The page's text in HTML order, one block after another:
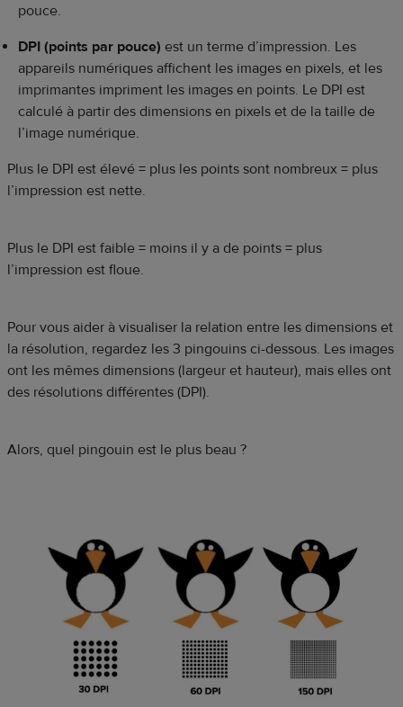
pouce.
DPI (points par pouce) est un terme d’impression. Les
appareils numériques affichent les images en pixels, et les
imprimantes impriment les images en points. Le DPI est
calculé à partir des dimensions en pixels et de la taille de
l’image numérique.
Plus le DPI est élevé = plus les points sont nombreux = plus
l’impression est nette.
Plus le DPI est faible = moins il y a de points = plus
l’impression est floue.
Pour vous aider à visualiser la relation entre les dimensions et
la résolution, regardez les 3 pingouins ci-dessous. Les images
ont les mêmes dimensions (largeur et hauteur), mais elles ont
des résolutions différentes (DPI).
Alors, quel pingouin est le plus beau ?